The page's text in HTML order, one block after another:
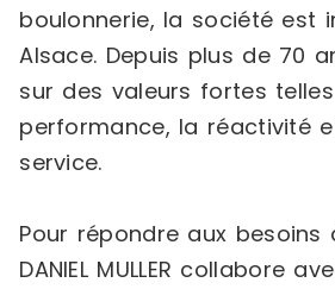
boulonnerie, la société est
Alsace. Depuis plus de 70
sur des valeurs fortes
performance, la réactivité
service.
Pour répondre aux besoins
DANIEL MULLER collabore